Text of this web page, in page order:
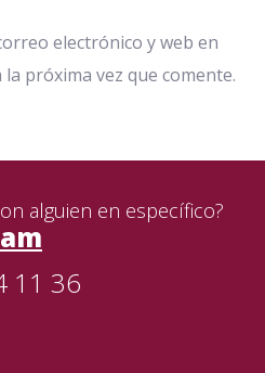
electrónico y web en
próxima vez que comente.
alguien en específico?
11 36